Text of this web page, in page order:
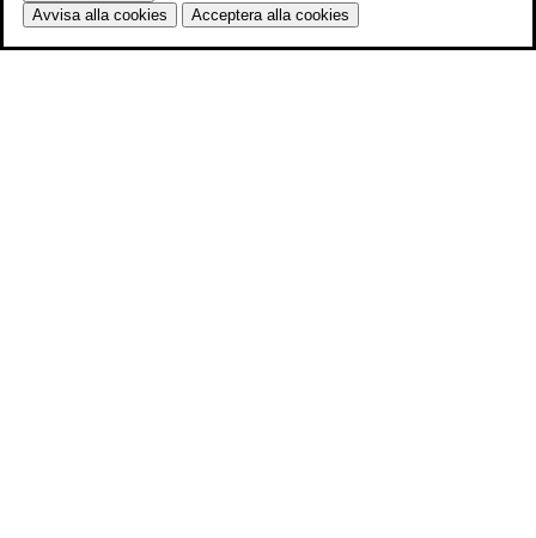
Avvisa alla cookies
Acceptera alla cookies